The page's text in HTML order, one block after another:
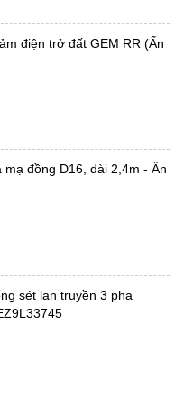
điện trở đất GEM RR (Ấn
mạ đồng D16, dài 2,4m - Ấn
sét lan truyền 3 pha